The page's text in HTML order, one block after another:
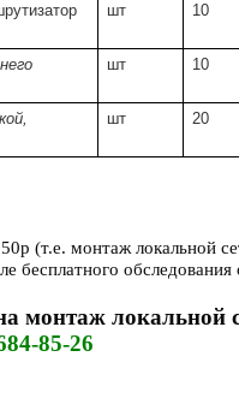
шт 10
шт 10
шт 20
(т.е. монтаж локальной
бесплатного обследования
монтаж локальной
85-26